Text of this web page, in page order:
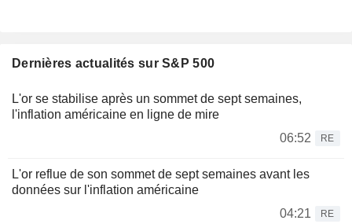
Dernières actualités sur S&P 500
L'or se stabilise après un sommet de sept semaines,
l'inflation américaine en ligne de mire
06:52
RE
L'or reflue de son sommet de sept semaines avant les
données sur l'inflation américaine
04:21
RE